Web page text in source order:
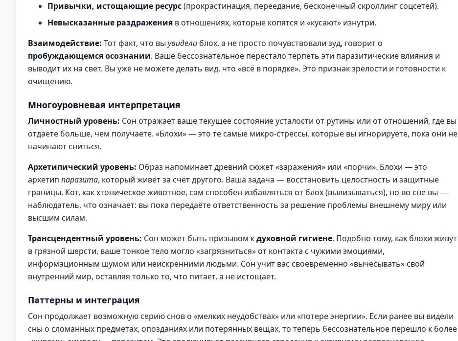
Привычки, истощающие ресурс(прокрастинация, переедание, бесконечный скроллинг соцсетей).
Невысказанные раздражения в отношениях, которые копятся и «кусают» изнутри.
Взаимодействие: Тот факт, что вы увидели блох, а не просто почувствовали зуд, говорит о
пробуждающемся осознании. Ваше бессознательное перестало терпеть эти паразитические влияния и
выводит их на свет. Вы уже не можете делать вид, что «всё в порядке». Это признак зрелости и готовности к
очищению.
Многоуровневая интерпретация
Личностный уровень: Сон отражает ваше текущее состояние усталости от рутины или от отношений, где вы
отдаёте больше, чем получаете. «Блохи» — это те самые микро-стрессы, которые вы игнорируете, пока они не
начинают сниться.
Архетипический уровень: Образ напоминает древний сюжет «заражения» или «порчи». Блохи — это
архетип паразита, который живёт за счёт другого. Ваша задача — восстановить целостность и защитные
границы. Кот, как хтоническое животное, сам способен избавляться от блох (вылизываться), но во сне вы —
наблюдатель, что означает: вы пока передаёте ответственность за решение проблемы внешнему миру или
высшим силам.
Трансцендентный уровень: Сон может быть призывом кдуховной гигиене. Подобно тому, как блохи живут
в грязной шерсти, ваше тонкое тело могло «загрязниться» от контакта с чужими эмоциями,
информационным шумом или неискренними людьми. Сон учит вас своевременно «вычёсывать» свой
внутренний мир, оставляя только то, что питает, а не истощает.
Паттерны и интеграция
Сон продолжает возможную серию снов о «мелких неудобствах» или «потере энергии». Если ранее вы видели
сны о сломанных предметах, опозданиях или потерянных вещах, то теперь бессознательное перешло к более